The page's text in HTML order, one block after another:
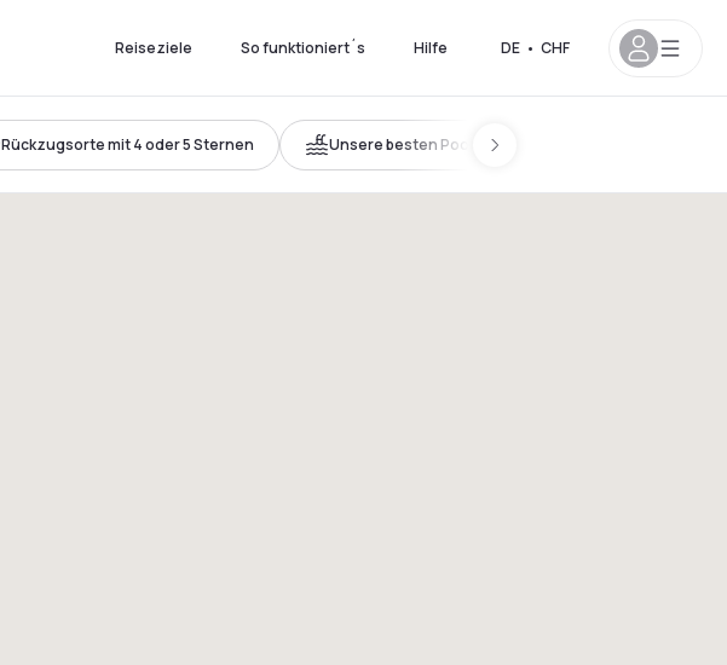
Reiseziele So funktioniert´s Hilfe DE • CHF
Rückzugsorte mit 4 oder 5 Sternen Unsere besten Pools